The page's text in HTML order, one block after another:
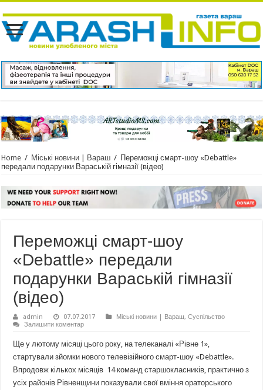
Home / Міські новини | Вараш / Переможці смарт-шоу «Debattle»
передали подарунки Вараській гімназії (відео)
Переможці смарт-шоу
«Debattle» передали
подарунки Вараській гімназії
(відео)
admin 07.07.2017 Міські новини | Вараш,Суспільство
Залишити коментар
Ще у лютому місяці цього року, на телеканалі «Рівне 1»,
стартували зйомки нового телевізійного смарт-шоу «Debattle».
Впродовж кількох місяців 14 команд старшокласників, практично з
усіх районів Рівненщини показували свої вміння ораторського